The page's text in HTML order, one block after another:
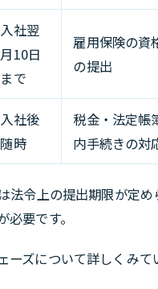
入社翌
月10日
まで
雇用保険の資
の提出
入社後
随時
税金・法定帳
内手続きの対
法令上の提出期限が定め
要です。
ーズについて詳しくみて